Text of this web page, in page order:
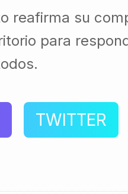
reafirma su
para
TWITTER